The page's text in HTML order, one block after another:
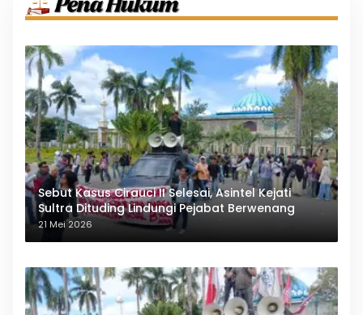
Sebut Kasus Cirauci II Selesai, Asintel Kejati
Sultra Dituding Lindungi Pejabat Berwenang
21 Mei 2026